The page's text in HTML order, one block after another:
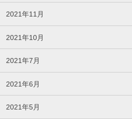
2021年11月
2021年10月
2021年7月
2021年6月
2021年5月